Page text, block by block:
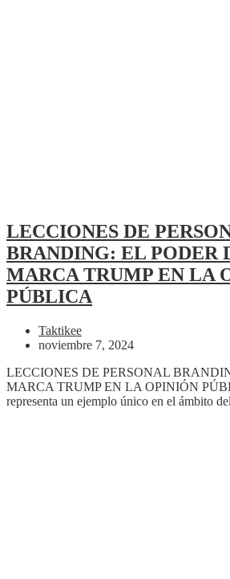
LECCIONES DE
BRANDING: EL PODER
MARCA TRUMP EN LA
PÚBLICA
Taktikee
noviembre 7, 2024
LECCIONES DE PERSONAL
MARCA TRUMP EN LA OPINIÓN
representa un ejemplo único en el ámbito